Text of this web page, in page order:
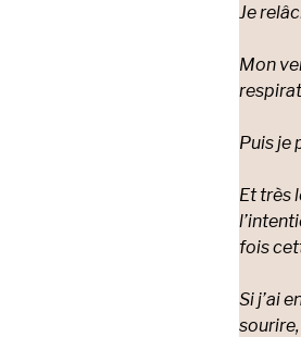
Je
Mon
Puis je
Et très
fois
Si j’ai
sourire,